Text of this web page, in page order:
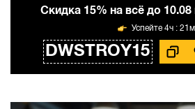
Cкидка 15% на всё до
DWSTROY15
4ч : 21м